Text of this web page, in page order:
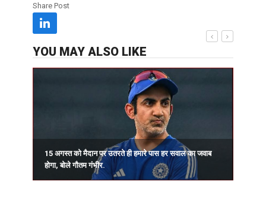
Share Post
YOU MAY ALSO LIKE
15 अगस्त को मैदान पर उतरते ही हमारे पास हर सवाल का जवाब
होगा, बोले गौतम गंभीर.